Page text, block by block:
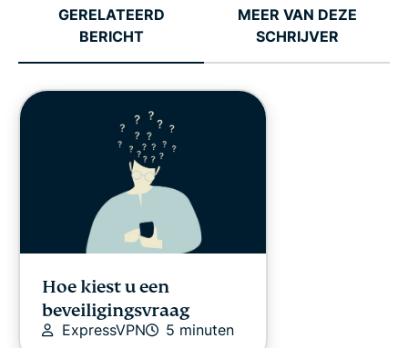
GERELATEERD
BERICHT
MEER VAN DEZE
SCHRIJVER
Hoe kiest u een
beveiligingsvraag
ExpressVPN 5 minuten